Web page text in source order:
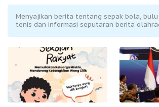
Menyajikan berita tentang sepak bola,
tenis dan informasi seputaran berita